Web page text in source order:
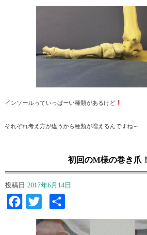
有
インソールっていっぱーい種類があるけど
それぞれ考え方が違うから種類が増えるんですね～
初回のM様の巻き爪！
投稿日 2017年6月14日
Facebook
Twitter
有